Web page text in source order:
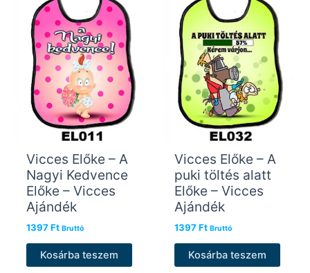
Vicces Előke – A
Nagyi Kedvence
Előke – Vicces
Ajándék
1397Ft Bruttó
Kosárba teszem
Vicces Előke – A
puki töltés alatt
Előke – Vicces
Ajándék
1397Ft Bruttó
Kosárba teszem